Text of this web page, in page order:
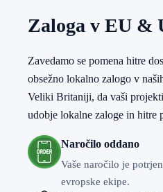
Zaloga v EU &
Zavedamo se pomena hitre
obsežno lokalno zalogo v
Veliki Britaniji, da vaši
udobje lokalne zaloge in hitre
Naročilo oddano
Vaše naročilo je
evropske ekipe.